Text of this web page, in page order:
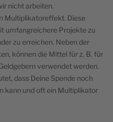
nicht arbeiten.
Multiplikatoreffekt. Diese
umfangreichere Projekte zu
zu erreichen. Neben der
können die Mittel für z. B. für
verwendet werden.
dass Deine Spende noch
kann und oft ein Multiplikator